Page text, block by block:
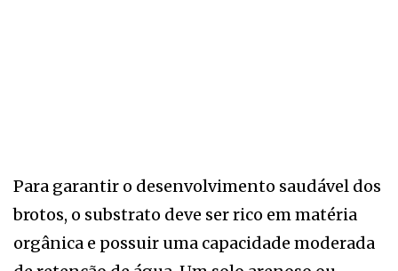
Para garantir o desenvolvimento saudável dos
brotos, o substrato deve ser rico em matéria
orgânica e possuir uma capacidade moderada